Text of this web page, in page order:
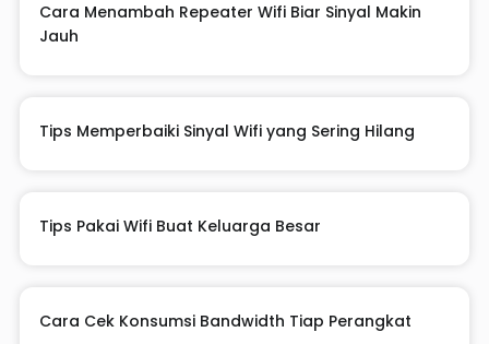
Cara Menambah Repeater Wifi Biar Sinyal Makin
Jauh
Tips Memperbaiki Sinyal Wifi yang Sering Hilang
Tips Pakai Wifi Buat Keluarga Besar
Cara Cek Konsumsi Bandwidth Tiap Perangkat